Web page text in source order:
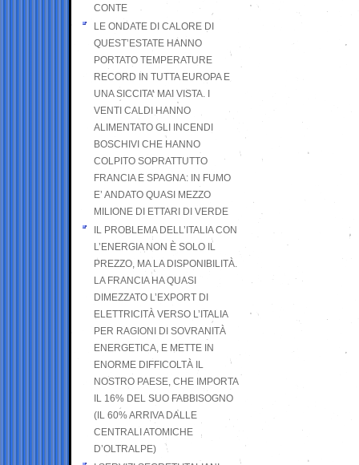
CONTE
LE ONDATE DI CALORE DI
QUEST’ESTATE HANNO
PORTATO TEMPERATURE
RECORD IN TUTTA EUROPA E
UNA SICCITA’ MAI VISTA. I
VENTI CALDI HANNO
ALIMENTATO GLI INCENDI
BOSCHIVI CHE HANNO
COLPITO SOPRATTUTTO
FRANCIA E SPAGNA: IN FUMO
E’ ANDATO QUASI MEZZO
MILIONE DI ETTARI DI VERDE
IL PROBLEMA DELL’ITALIA CON
L’ENERGIA NON È SOLO IL
PREZZO, MA LA DISPONIBILITÀ.
LA FRANCIA HA QUASI
DIMEZZATO L’EXPORT DI
ELETTRICITÀ VERSO L’ITALIA
PER RAGIONI DI SOVRANITÀ
ENERGETICA, E METTE IN
ENORME DIFFICOLTÀ IL
NOSTRO PAESE, CHE IMPORTA
IL 16% DEL SUO FABBISOGNO
(IL 60% ARRIVA DALLE
CENTRALI ATOMICHE
D’OLTRALPE)